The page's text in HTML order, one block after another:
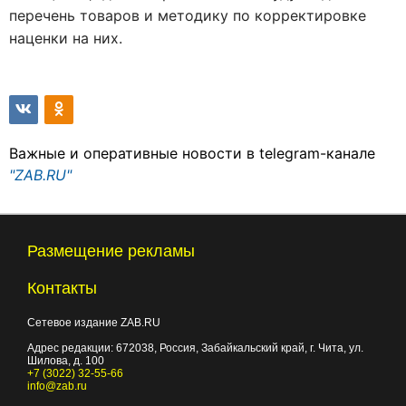
перечень товаров и методику по корректировке
наценки на них.
Важные и оперативные новости в telegram-канале
"ZAB.RU"
Размещение рекламы
Контакты
Сетевое издание ZAB.RU
Адрес редакции: 672038 , Россия, Забайкальский край, г. Чита ул.
Шилова, д. 100
+7 (3022) 32-55-66
info@zab.ru